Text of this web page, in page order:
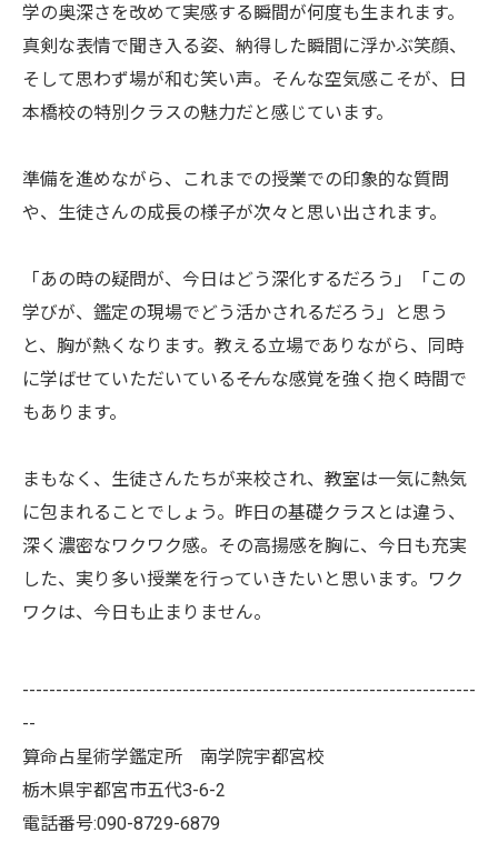
学の奥深さを改めて実感する瞬間が何度も生まれます。
真剣な表情で聞き入る姿、納得した瞬間に浮かぶ笑顔、
そして思わず場が和む笑い声。そんな空気感こそが、日
本橋校の特別クラスの魅力だと感じています。
準備を進めながら、これまでの授業での印象的な質問
や、生徒さんの成長の様子が次々と思い出されます。
「あの時の疑問が、今日はどう深化するだろう」「この
学びが、鑑定の現場でどう活かされるだろう」と思う
と、胸が熱くなります。教える立場でありながら、同時
に学ばせていただいている――そんな感覚を強く抱く時間で
もあります。
まもなく、生徒さんたちが来校され、教室は一気に熱気
に包まれることでしょう。昨日の基礎クラスとは違う、
深く濃密なワクワク感。その高揚感を胸に、今日も充実
した、実り多い授業を行っていきたいと思います。ワク
ワクは、今日も止まりません。
--------------------------------------------------------------------
--
算命占星術学鑑定所 南学院宇都宮校
栃木県宇都宮市五代3-6-2
電話番号:090-8729-6879